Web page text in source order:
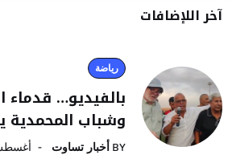
آخر اللإضافات
رياضة
بالفيديو… قدماء
وشباب المحمدية
BY أخبار تساوت أغسطس 8,